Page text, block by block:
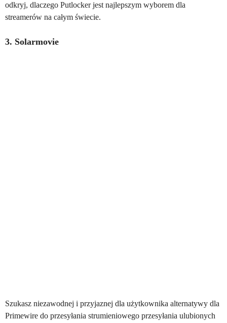
odkryj, dlaczego Putlocker jest najlepszym wyborem dla
streamerów na całym świecie.
3. Solarmovie
Szukasz niezawodnej i przyjaznej dla użytkownika alternatywy dla
Primewire do przesyłania strumieniowego przesyłania ulubionych